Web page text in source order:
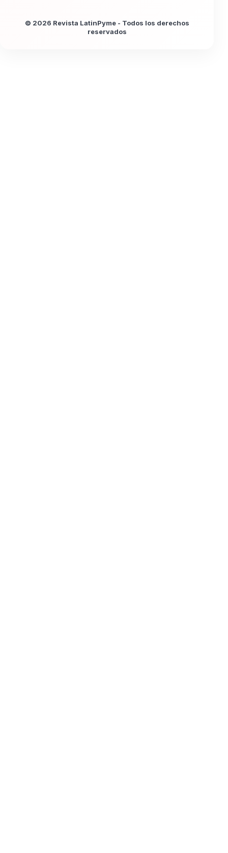
© 2026 Revista LatinPyme - Todos los derechos
reservados